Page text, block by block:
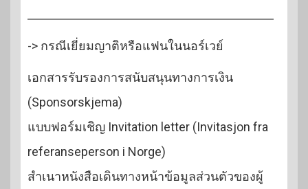
-> กรณีเยี่ยมญาติหรือแฟนในนอร์เวย์
เอกสารรับรองการสนับสนุนทางการเงิน
(Sponsorskjema)
แบบฟอร์มเชิญ Invitation letter (Invitasjon fra
referanseperson i Norge)
สำเนาหนังสือเดินทางหน้าข้อมูลส่วนตัวของผู้